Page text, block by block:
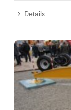
Details